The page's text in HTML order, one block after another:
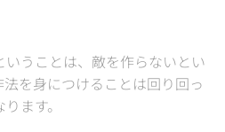
うことは、敵を作らないとい
を身につけることは回り回っ
ます。